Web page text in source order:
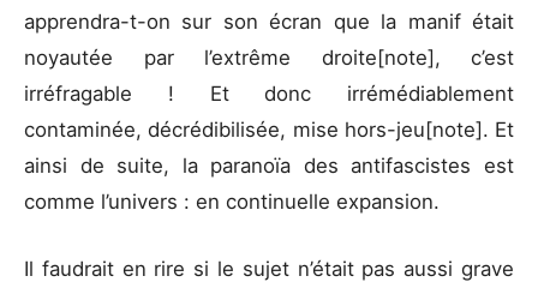
apprendra-t-on sur son écran que la manif était
noyautée par l’extrême droite[note], c’est
irréfragable ! Et donc irrémédiablement
contaminée, décrédibilisée, mise hors-jeu[note]. Et
ainsi de suite, la paranoïa des antifascistes est
comme l’univers : en continuelle expansion.
Il faudrait en rire si le sujet n’était pas aussi grave